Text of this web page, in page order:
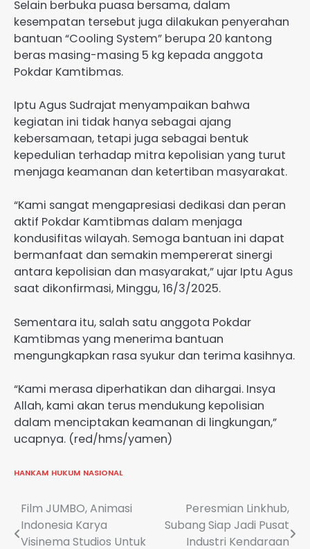
Selain berbuka puasa bersama, dalam
kesempatan tersebut juga dilakukan penyerahan
bantuan “Cooling System” berupa 20 kantong
beras masing-masing 5 kg kepada anggota
Pokdar Kamtibmas.
Iptu Agus Sudrajat menyampaikan bahwa
kegiatan ini tidak hanya sebagai ajang
kebersamaan, tetapi juga sebagai bentuk
kepedulian terhadap mitra kepolisian yang turut
menjaga keamanan dan ketertiban masyarakat.
“Kami sangat mengapresiasi dedikasi dan peran
aktif Pokdar Kamtibmas dalam menjaga
kondusifitas wilayah. Semoga bantuan ini dapat
bermanfaat dan semakin mempererat sinergi
antara kepolisian dan masyarakat,” ujar Iptu Agus
saat dikonfirmasi, Minggu, 16/3/2025.
Sementara itu, salah satu anggota Pokdar
Kamtibmas yang menerima bantuan
mengungkapkan rasa syukur dan terima kasihnya.
“Kami merasa diperhatikan dan dihargai. Insya
Allah, kami akan terus mendukung kepolisian
dalam menciptakan keamanan di lingkungan,”
ucapnya. (red/hms/yamen)
HANKAM HUKUM NASIONAL
Navigasi
pos
Film JUMBO, Animasi
Indonesia Karya
Visinema Studios Untuk
Peresmian Linkhub,
Subang Siap Jadi Pusat
Industri Kendaraan